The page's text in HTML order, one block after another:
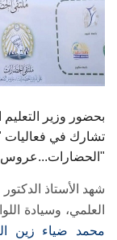
بحضور وزير
تشارك في
الحضارات...عروس الصعيد"
شهد الأستاذ الدكتور
العلمي، وسيادة
محمد ضياء زين